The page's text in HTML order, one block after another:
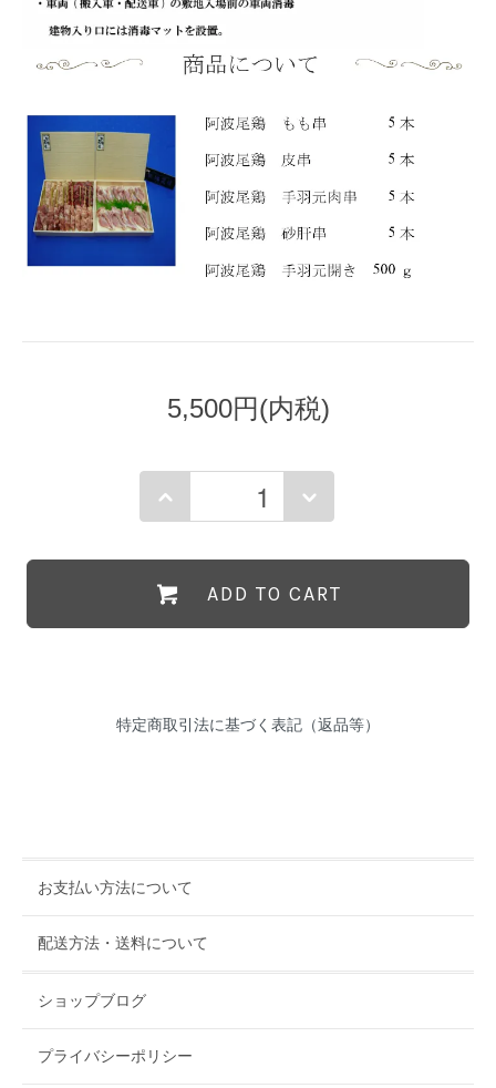
5,500円(内税)
ADD TO CART
特定商取引法に基づく表記（返品等）
お支払い方法について
配送方法・送料について
ショップブログ
プライバシーポリシー